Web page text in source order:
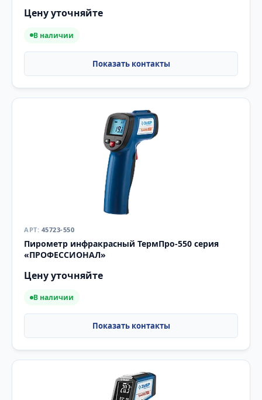
Цену уточняйте
В наличии
45723-550
Пирометр инфракрасный ТермПро-550 серия
«ПРОФЕССИОНАЛ»
Цену уточняйте
В наличии